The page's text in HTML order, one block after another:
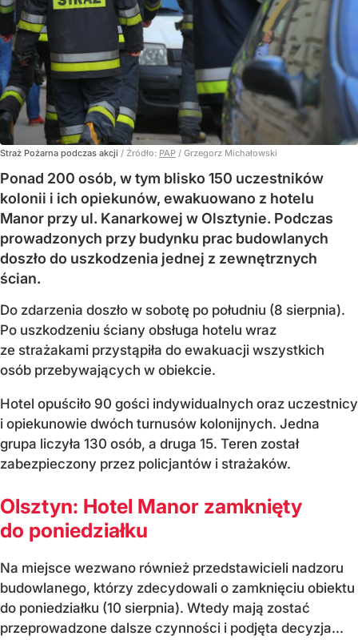
Straż Pożarna podczas akcji / Źródło: PAP / Grzegorz Michałowski
Ponad 200 osób, w tym blisko 150 uczestników
kolonii i ich opiekunów, ewakuowano z hotelu
Manor przy ul. Kanarkowej w Olsztynie. Podczas
prowadzonych przy budynku prac budowlanych
doszło do uszkodzenia jednej z zewnętrznych
ścian.
Do zdarzenia doszło w sobotę po południu (8 sierpnia).
Po uszkodzeniu ściany obsługa hotelu wraz
ze strażakami przystąpiła do ewakuacji wszystkich
osób przebywających w obiekcie.
Hotel opuściło 90 gości indywidualnych oraz uczestnicy
i opiekunowie dwóch turnusów kolonijnych. Jedna
grupa liczyła 130 osób, a druga 15. Teren został
zabezpieczony przez policjantów i strażaków.
Olsztyn: Hotel Manor zamknięty
do poniedziałku
Na miejsce wezwano również przedstawicieli nadzoru
budowlanego, którzy zdecydowali o zamknięciu obiektu
do poniedziałku (10 sierpnia). Wtedy mają zostać
przeprowadzone dalsze czynności i podjęta decyzja...